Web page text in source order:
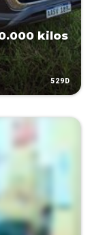
kilos
529D